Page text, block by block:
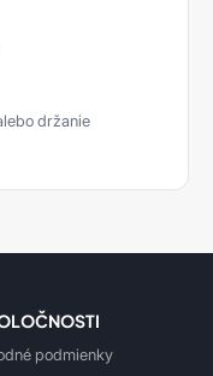
držanie
podmienky